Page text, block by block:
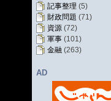
記事整理 (5)
財政問題 (71)
資源 (72)
軍事 (101)
金融 (263)
AD